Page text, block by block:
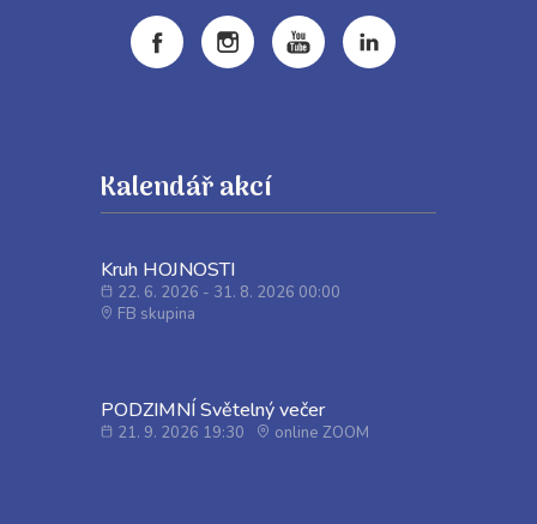
Kalendář akcí
Kruh HOJNOSTI
22. 6. 2026 - 31. 8. 2026 00:00
FB skupina
PODZIMNÍ Světelný večer
21. 9. 2026 19:30 online ZOOM